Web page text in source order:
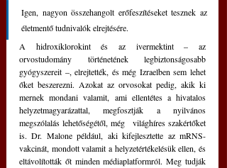
Igen, nagyon összehangolt erőfeszítéseket tesznek az
életmentő tudnivalók elrejtésére.
A hidroxiklorokint és az ivermektint – az
orvostudomány történetének legbiztonságosabb
gyógyszereit –, elrejtették, és még Izraelben sem lehet
őket beszerezni. Azokat az orvosokat pedig, akik ki
mernek mondani valamit, ami ellentétes a hivatalos
helyzetmagyarázattal, megfosztják a nyilvános
megszólalás lehetőségétől, még   világhíres szakértőket
is. Dr. Malone például, aki kifejlesztette az mRNS-
vakcinát, mondott valamit a helyzetértékelésük ellen, és
eltávolították őt minden médiaplatformról. Meg tudják